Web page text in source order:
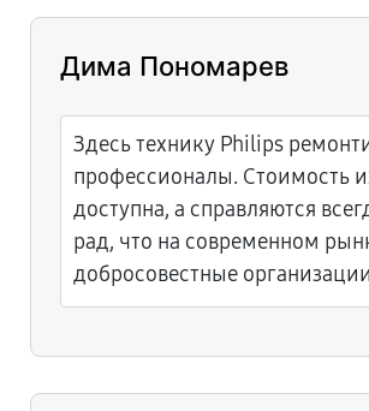
Дима Пономарев
Здесь технику Philips
профессионалы. Стоимость
доступна, а справляются
рад, что на современном
добросовестные